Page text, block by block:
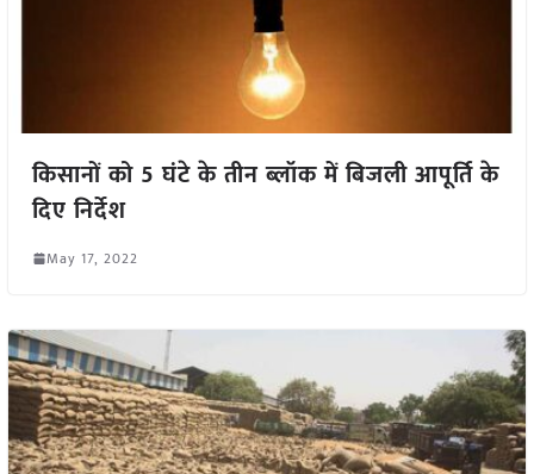
किसानों को 5 घंटे के तीन ब्लॉक में बिजली आपूर्ति के
दिए निर्देश
May 17, 2022